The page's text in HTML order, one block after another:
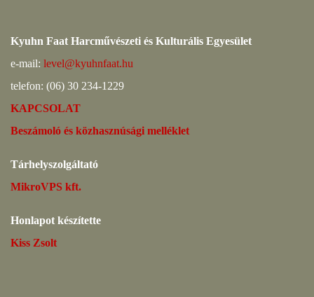
Kyuhn Faat Harcművészeti és Kulturális Egyesület
e-mail: level@kyuhnfaat.hu
telefon: (06) 30 234-1229
KAPCSOLAT
Beszámoló és közhasznúsági melléklet
Tárhelyszolgáltató
MikroVPS kft.
Honlapot készítette
Kiss Zsolt